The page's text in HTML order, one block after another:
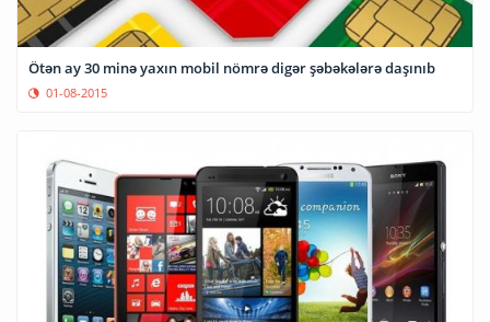
Ötən ay 30 minə yaxın mobil nömrə digər şəbəkələrə daşınıb
01-08-2015